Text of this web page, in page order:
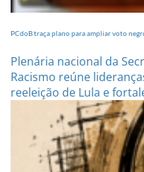
PCdoB traça plano para ampliar voto
Plenária nacional da
Racismo reúne
reeleição de Lula e